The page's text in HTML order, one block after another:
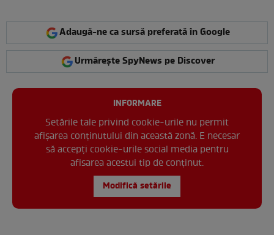
Adaugă-ne ca sursă preferată în Google
Urmărește SpyNews pe Discover
INFORMARE
Setările tale privind cookie-urile nu permit
afișarea conținutului din această zonă. E necesar
să accepți cookie-urile social media pentru
afisarea acestui tip de conținut.
Modifică setările